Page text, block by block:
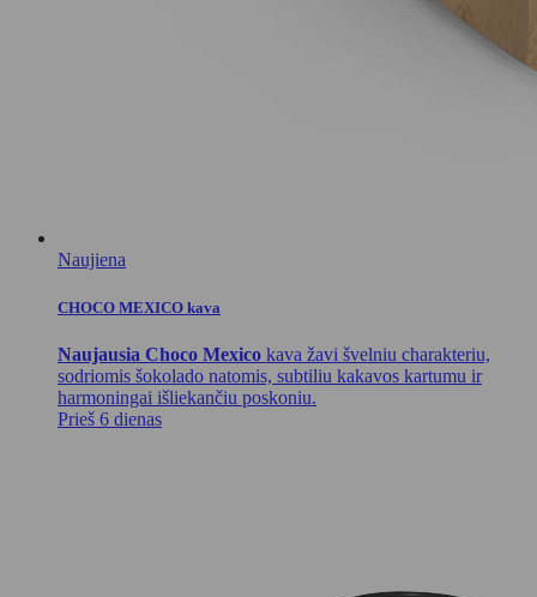
Naujiena
CHOCO MEXICO kava
Naujausia Choco Mexico kava žavi švelniu charakteriu,
sodriomis šokolado natomis, subtiliu kakavos kartumu ir
harmoningai išliekančiu poskoniu.
Prieš 6 dienas